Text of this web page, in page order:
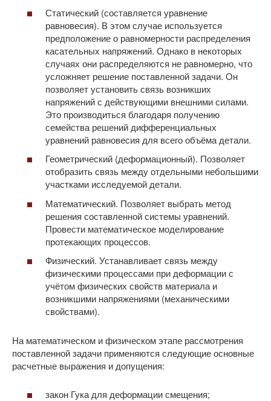
Статический (составляется уравнение
равновесия). В этом случае используется
предположение о равномерности распределения
касательных напряжений. Однако в некоторых
случаях они распределяются не равномерно, что
усложняет решение поставленной задачи. Он
позволяет установить связь возникших
напряжений с действующими внешними силами.
Это производиться благодаря получению
семейства решений дифференциальных
уравнений равновесия для всего объёма детали.
Геометрический (деформационный). Позволяет
отобразить связь между отдельными небольшими
участками исследуемой детали.
Математический. Позволяет выбрать метод
решения составленной системы уравнений.
Провести математическое моделирование
протекающих процессов.
Физический. Устанавливает связь между
физическими процессами при деформации с
учётом физических свойств материала и
возникшими напряжениями (механическими
свойствами).
На математическом и физическом этапе рассмотрения
поставленной задачи применяются следующие основные
расчетные выражения и допущения:
закон Гука для деформации смещения;